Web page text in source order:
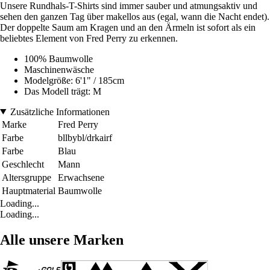
Unsere Rundhals-T-Shirts sind immer sauber und atmungsaktiv und
sehen den ganzen Tag über makellos aus (egal, wann die Nacht endet).
Der doppelte Saum am Kragen und an den Ärmeln ist sofort als ein
beliebtes Element von Fred Perry zu erkennen.
100% Baumwolle
Maschinenwäsche
Modelgröße: 6'1" / 185cm
Das Modell trägt: M
Zusätzliche Informationen
Marke
Fred Perry
Farbe
bllbybl/drkairf
Farbe
Blau
Geschlecht
Mann
Altersgruppe
Erwachsene
Hauptmaterial Baumwolle
Loading...
Loading...
Alle unsere Marken